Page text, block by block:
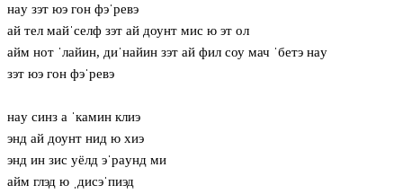
нaу зэт юэ гон фэˈревэ
ай тел майˈселф зэт ай доунт мис ю эт ол
айм нот ˈлайин, диˈнайин зэт ай фил соу мач ˈбетэ нaу
зэт юэ гон фэˈревэ
нaу синз а ˈкамин клиэ
энд ай доунт нид ю хиэ
энд ин зис уёлд эˈрaунд ми
айм глэд ю ˌдисэˈпиэд